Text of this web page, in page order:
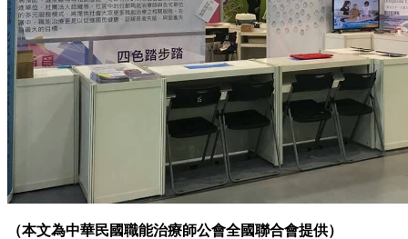
（本文為中華民國職能治療師公會全國聯合會提供）